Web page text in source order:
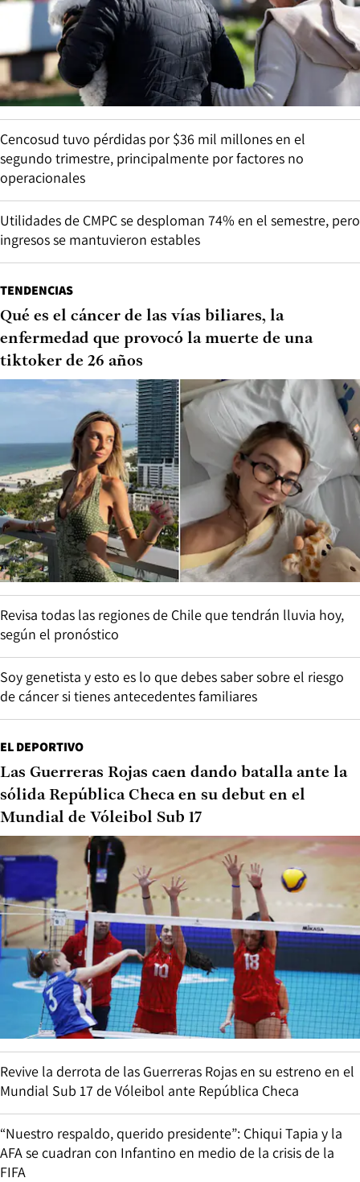
Cencosud tuvo pérdidas por $36 mil millones en el
segundo trimestre, principalmente por factores no
operacionales
Utilidades de CMPC se desploman 74% en el semestre, pero
ingresos se mantuvieron estables
TENDENCIAS
Qué es el cáncer de las vías biliares, la
enfermedad que provocó la muerte de una
tiktoker de 26 años
Revisa todas las regiones de Chile que tendrán lluvia hoy,
según el pronóstico
Soy genetista y esto es lo que debes saber sobre el riesgo
de cáncer si tienes antecedentes familiares
EL DEPORTIVO
Las Guerreras Rojas caen dando batalla ante la
sólida República Checa en su debut en el
Mundial de Vóleibol Sub 17
Revive la derrota de las Guerreras Rojas en su estreno en el
Mundial Sub 17 de Vóleibol ante República Checa
“Nuestro respaldo, querido presidente”: Chiqui Tapia y la
AFA se cuadran con Infantino en medio de la crisis de la
FIFA